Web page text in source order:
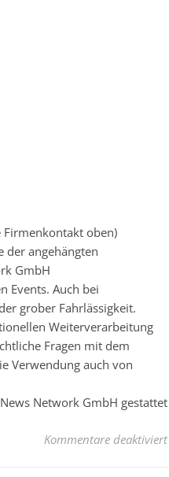
Firmenkontakt oben)
der angehängten
GmbH
Events. Auch bei
grober Fahrlässigkeit.
Weiterverarbeitung
Fragen mit dem
Verwendung auch von
Network GmbH gestattet
Kommentare deaktiviert